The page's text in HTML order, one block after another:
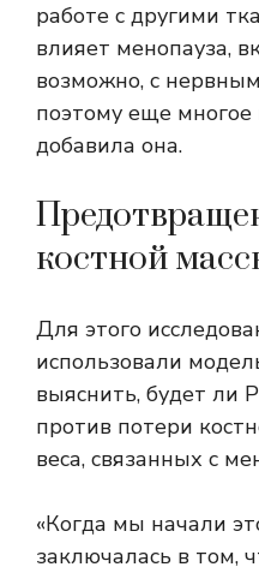
работе с другими
влияет менопауза,
возможно, с
поэтому еще
добавила она.
костной
Для этого
использовали
выяснить, будет ли
против потери
веса, связанных с
«Когда мы начали
заключалась в том,